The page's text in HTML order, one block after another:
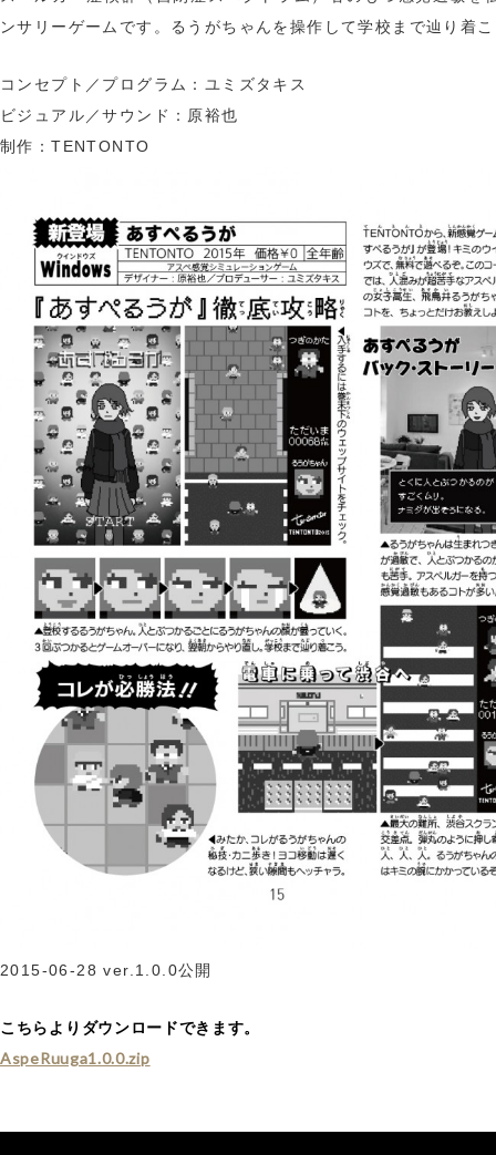
ンサリーゲームです。るうがちゃんを操作して学校まで辿り着
コンセプト／プログラム：ユミズタキス
ビジュアル／サウンド：原裕也
制作：TENTONTO
2015-06-28 ver.1.0.0公開
こちらよりダウンロードできます。
AspeRuuga1.0.0.zip